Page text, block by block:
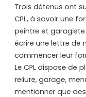
Trois détenus ont
CPL, à savoir une
peintre et
écrire une lettre de
commencer leur
Le CPL dispose de
reliure, garage,
mentionner que